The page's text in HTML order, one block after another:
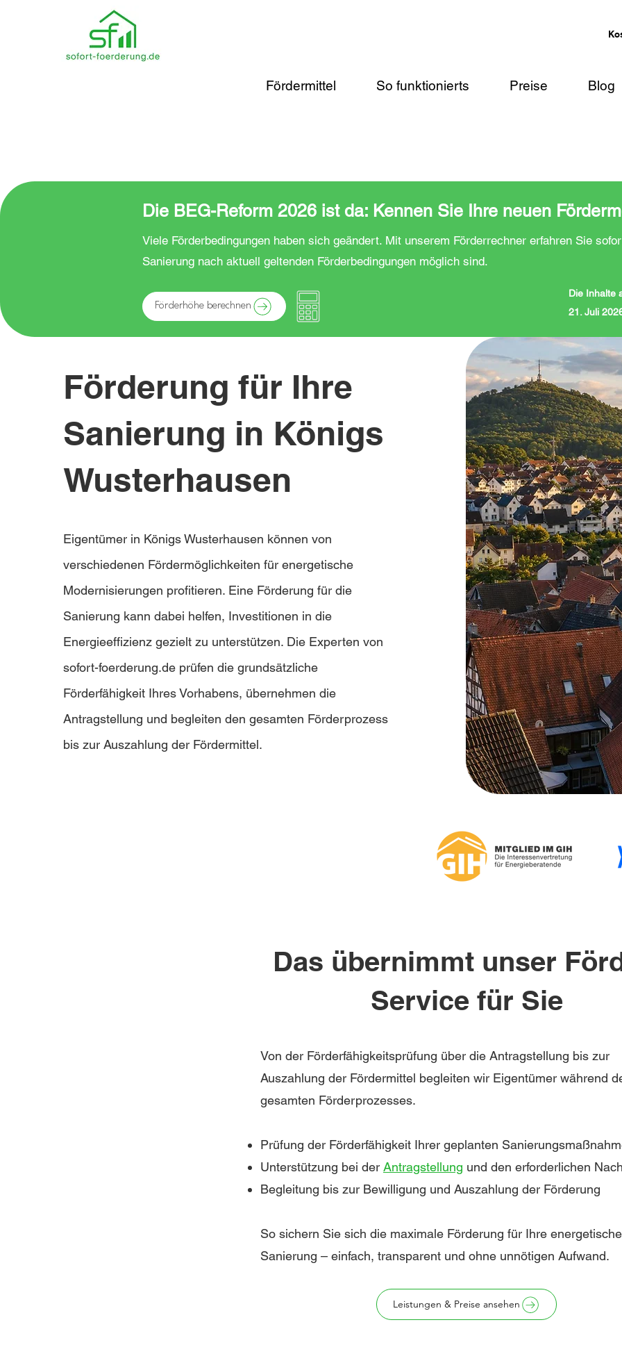
Fördermittel So funktionierts Preise Blog
Die BEG-Reform 2026 ist da: Kennen Sie Ihre neuen
Viele Förderbedingungen haben sich geändert. Mit unserem Förderrechner erfahren Sie
Sanierung nach aktuell geltenden Förderbedingungen möglich sind.
Förderhöhe berechnen
Die Inhalte
21. Juli
Förderung für Ihre
Sanierung in Königs
Wusterhausen
Eigentümer in Königs Wusterhausen können von
verschiedenen Fördermöglichkeiten für energetische
Modernisierungen profitieren. Eine Förderung für die
Sanierung kann dabei helfen, Investitionen in die
Energieeffizienz gezielt zu unterstützen. Die Experten von
sofort-foerderung.de prüfen die grundsätzliche
Förderfähigkeit Ihres Vorhabens, übernehmen die
Antragstellung und begleiten den gesamten Förderprozess
bis zur Auszahlung der Fördermittel.
Das übernimmt unser
Service für Sie
Von der Förderfähigkeitsprüfung über die Antragstellung bis zur
Auszahlung der Fördermittel begleiten wir Eigentümer während
gesamten Förderprozesses.
Prüfung der Förderfähigkeit Ihrer geplanten
Unterstützung bei der Antragstellung und den erforderlichen
Begleitung bis zur Bewilligung und Auszahlung der Förderung
So sichern Sie sich die maximale Förderung für Ihre energetische
Sanierung – einfach, transparent und ohne unnötigen Aufwand.
Leistungen & Preise ansehen